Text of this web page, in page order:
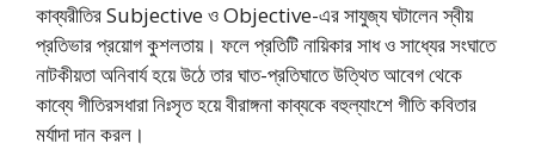
কাব্যরীতির Subjective ও Objective-এর সাযুজ্য ঘটালেন স্বীয়
প্রতিভার প্রয়োগ কুশলতায়। ফলে প্রতিটি নায়িকার সাধ ও সাধ্যের সংঘাতে
নাটকীয়তা অনিবার্য হয়ে উঠে তার ঘাত-প্রতিঘাতে উত্থিত আবেগ থেকে
কাব্যে গীতিরসধারা নিঃসৃত হয়ে বীরাঙ্গনা কাব্যকে বহুল্যাংশে গীতি কবিতার
মর্যাদা দান করল।